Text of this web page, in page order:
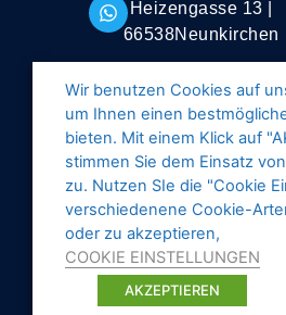
Heizengasse 13 |
66538Neunkirchen
Wir benutzen Cookies auf
um Ihnen einen
bieten. Mit einem Klick auf
stimmen Sie dem Einsatz
zu. Nutzen SIe die "Cookie
verschiedenene Cookie-
oder zu akzeptieren,
COOKIE EINSTELLUNGEN
AKZEPTIEREN